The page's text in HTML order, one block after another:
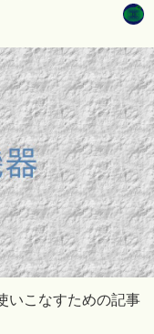
いこなすための記事